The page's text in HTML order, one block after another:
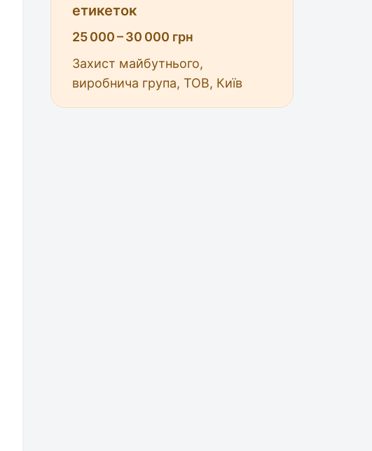
етикеток
25 000 – 30 000 грн
Захист майбутнього,
виробнича група, ТОВ, Київ